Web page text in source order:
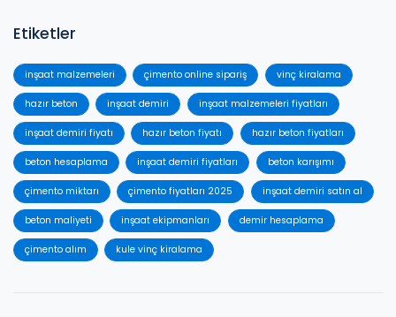
Etiketler
inşaat malzemeleri çimento online sipariş vinç kiralama
hazır beton inşaat demiri inşaat malzemeleri fiyatları
inşaat demiri fiyatı hazır beton fiyatı hazır beton fiyatları
beton hesaplama inşaat demiri fiyatları beton karışımı
çimento miktarı çimento fiyatları 2025 inşaat demiri satın al
beton maliyeti inşaat ekipmanları demir hesaplama
çimento alım kule vinç kiralama